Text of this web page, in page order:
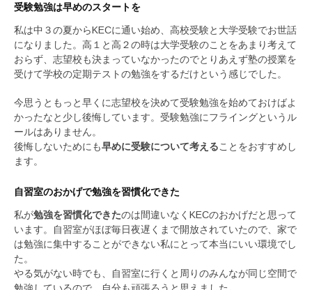
受験勉強は早めのスタートを
私は中３の夏からKECに通い始め、高校受験と大学受験でお世話
になりました。高１と高２の時は大学受験のことをあまり考えて
おらず、志望校も決まっていなかったのでとりあえず塾の授業を
受けて学校の定期テストの勉強をするだけという感じでした。
今思うともっと早くに志望校を決めて受験勉強を始めておけばよ
かったなと少し後悔しています。受験勉強にフライングというル
ールはありません。
後悔しないためにも早めに受験について考えることをおすすめし
ます。
自習室のおかげで勉強を習慣化できた
私が勉強を習慣化できたのは間違いなくKECのおかげだと思って
います。自習室がほぼ毎日夜遅くまで開放されていたので、家で
は勉強に集中することができない私にとって本当にいい環境でし
た。
やる気がない時でも、自習室に行くと周りのみんなが同じ空間で
勉強しているので、自分も頑張ろうと思えました。